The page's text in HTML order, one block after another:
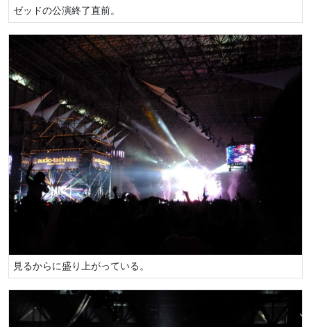
ゼッドの公演終了直前。
見るからに盛り上がっている。